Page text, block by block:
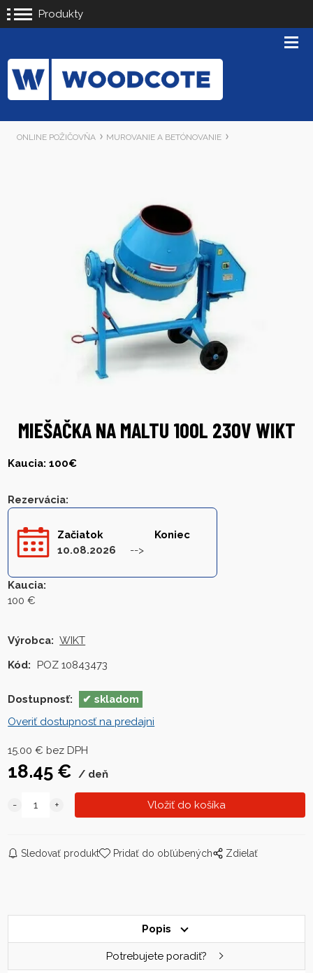
Produkty
ONLINE POŽIČOVŇA MUROVANIE A BETÓNOVANIE
MIEŠAČKA NA MALTU 100L 230V WIKT
Kaucia: 100€
Rezervácia:
Začiatok
10.08.2026
Koniec
Kaucia:
100 €
Výrobca: WIKT
Kód:
POZ 10843473
Dostupnosť:
skladom
Overiť dostupnosť na predajni
15.00 € bez DPH
18.45 € deň
Sledovať produkt Pridať do obľúbených Zdielať
Popis
Potrebujete poradiť?